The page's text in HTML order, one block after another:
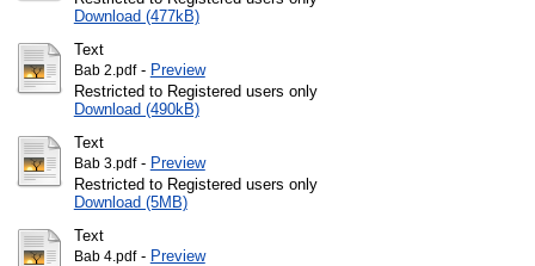
Download (477kB)
Text
Bab 2.pdf- Preview
Restricted to Registered users only
Download (490kB)
Text
Bab 3.pdf- Preview
Restricted to Registered users only
Download (5MB)
Text
Bab 4.pdf- Preview